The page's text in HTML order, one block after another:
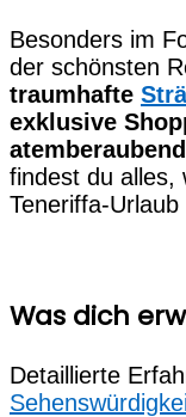
Besonders im
der schönsten
traumhafte
exklusive
findest du alles,
Teneriffa-Urlaub
Was dich
Detaillierte